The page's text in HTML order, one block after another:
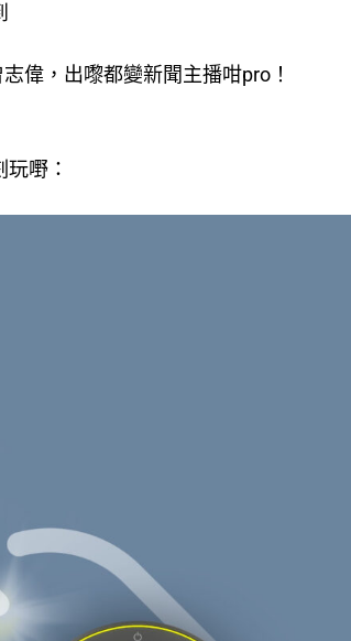
偉，出嚟都變新聞主播咁pro！
嘢：